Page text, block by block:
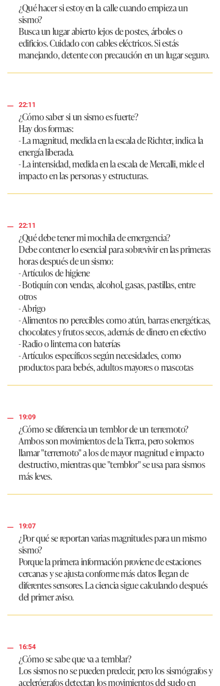
¿Qué hacer si estoy en la calle cuando empieza un
sismo?
Busca un lugar abierto lejos de postes, árboles o
edificios. Cuidado con cables eléctricos. Si estás
manejando, detente con precaución en un lugar seguro.
22:11
¿Cómo saber si un sismo es fuerte?
Hay dos formas:
- La magnitud, medida en la escala de Richter, indica la
energía liberada.
- La intensidad, medida en la escala de Mercalli, mide el
impacto en las personas y estructuras.
22:11
¿Qué debe tener mi mochila de emergencia?
Debe contener lo esencial para sobrevivir en las primeras
horas después de un sismo:
- Artículos de higiene
- Botiquín con vendas, alcohol, gasas, pastillas, entre
otros
- Abrigo
- Alimentos no perecibles como atún, barras energéticas,
chocolates y frutos secos, además de dinero en efectivo
- Radio o linterna con baterías
- Artículos específicos según necesidades, como
productos para bebés, adultos mayores o mascotas
19:09
¿Cómo se diferencia un temblor de un terremoto?
Ambos son movimientos de la Tierra, pero solemos
llamar "terremoto" a los de mayor magnitud e impacto
destructivo, mientras que "temblor" se usa para sismos
más leves.
19:07
¿Por qué se reportan varias magnitudes para un mismo
sismo?
Porque la primera información proviene de estaciones
cercanas y se ajusta conforme más datos llegan de
diferentes sensores. La ciencia sigue calculando después
del primer aviso.
16:54
¿Cómo se sabe que va a temblar?
Los sismos no se pueden predecir, pero los sismógrafos y
acelerógrafos detectan los movimientos del suelo en